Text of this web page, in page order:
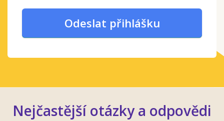
Odeslat přihlášku
Nejčastější otázky a odpovědi